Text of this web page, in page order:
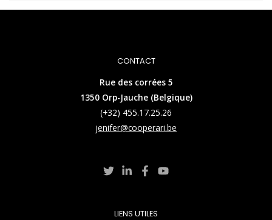
CONTACT
Rue des corrées 5
1350 Orp-Jauche (Belgique)
(+32) 455.17.25.26
jenifer@cooperari.be
LIENS UTILES